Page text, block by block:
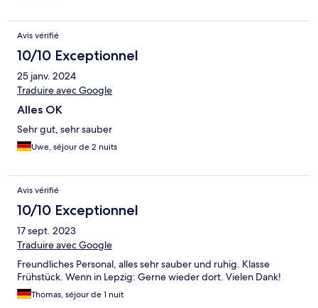
Avis vérifié
10/10 Exceptionnel
25 janv. 2024
Traduire avec Google
Alles OK
Sehr gut, sehr sauber
Uwe, séjour de 2 nuits
Avis vérifié
10/10 Exceptionnel
17 sept. 2023
Traduire avec Google
Freundliches Personal, alles sehr sauber und ruhig. Klasse
Frühstück. Wenn in Lepzig: Gerne wieder dort. Vielen Dank!
Thomas, séjour de 1 nuit